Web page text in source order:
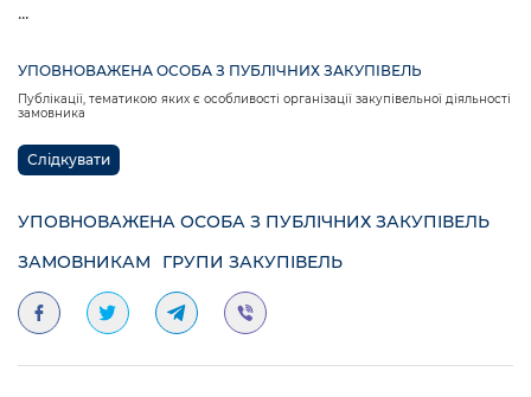
...
УПОВНОВАЖЕНА ОСОБА З ПУБЛІЧНИХ ЗАКУПІВЕЛЬ
Публікації, тематикою яких є особливості організації закупівельної діяльності
замовника
Слідкувати
УПОВНОВАЖЕНА ОСОБА З ПУБЛІЧНИХ ЗАКУПІВЕЛЬ
ЗАМОВНИКАМ
ГРУПИ ЗАКУПІВЕЛЬ